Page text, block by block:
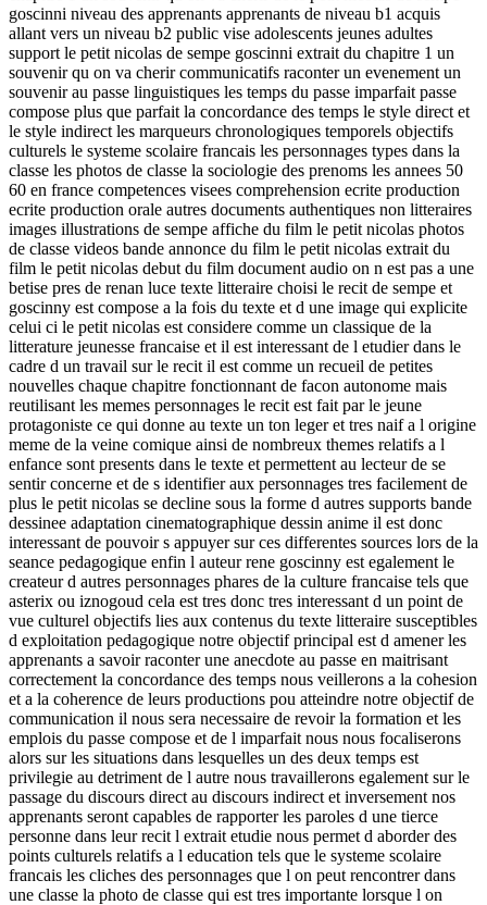
goscinni niveau des apprenants apprenants de niveau b1 acquis
allant vers un niveau b2 public vise adolescents jeunes adultes
support le petit nicolas de sempe goscinni extrait du chapitre 1 un
souvenir qu on va cherir communicatifs raconter un evenement un
souvenir au passe linguistiques les temps du passe imparfait passe
compose plus que parfait la concordance des temps le style direct et
le style indirect les marqueurs chronologiques temporels objectifs
culturels le systeme scolaire francais les personnages types dans la
classe les photos de classe la sociologie des prenoms les annees 50
60 en france competences visees comprehension ecrite production
ecrite production orale autres documents authentiques non litteraires
images illustrations de sempe affiche du film le petit nicolas photos
de classe videos bande annonce du film le petit nicolas extrait du
film le petit nicolas debut du film document audio on n est pas a une
betise pres de renan luce texte litteraire choisi le recit de sempe et
goscinny est compose a la fois du texte et d une image qui explicite
celui ci le petit nicolas est considere comme un classique de la
litterature jeunesse francaise et il est interessant de l etudier dans le
cadre d un travail sur le recit il est comme un recueil de petites
nouvelles chaque chapitre fonctionnant de facon autonome mais
reutilisant les memes personnages le recit est fait par le jeune
protagoniste ce qui donne au texte un ton leger et tres naif a l origine
meme de la veine comique ainsi de nombreux themes relatifs a l
enfance sont presents dans le texte et permettent au lecteur de se
sentir concerne et de s identifier aux personnages tres facilement de
plus le petit nicolas se decline sous la forme d autres supports bande
dessinee adaptation cinematographique dessin anime il est donc
interessant de pouvoir s appuyer sur ces differentes sources lors de la
seance pedagogique enfin l auteur rene goscinny est egalement le
createur d autres personnages phares de la culture francaise tels que
asterix ou iznogoud cela est tres donc tres interessant d un point de
vue culturel objectifs lies aux contenus du texte litteraire susceptibles
d exploitation pedagogique notre objectif principal est d amener les
apprenants a savoir raconter une anecdote au passe en maitrisant
correctement la concordance des temps nous veillerons a la cohesion
et a la coherence de leurs productions pou atteindre notre objectif de
communication il nous sera necessaire de revoir la formation et les
emplois du passe compose et de l imparfait nous nous focaliserons
alors sur les situations dans lesquelles un des deux temps est
privilegie au detriment de l autre nous travaillerons egalement sur le
passage du discours direct au discours indirect et inversement nos
apprenants seront capables de rapporter les paroles d une tierce
personne dans leur recit l extrait etudie nous permet d aborder des
points culturels relatifs a l education tels que le systeme scolaire
francais les cliches des personnages que l on peut rencontrer dans
une classe la photo de classe qui est tres importante lorsque l on